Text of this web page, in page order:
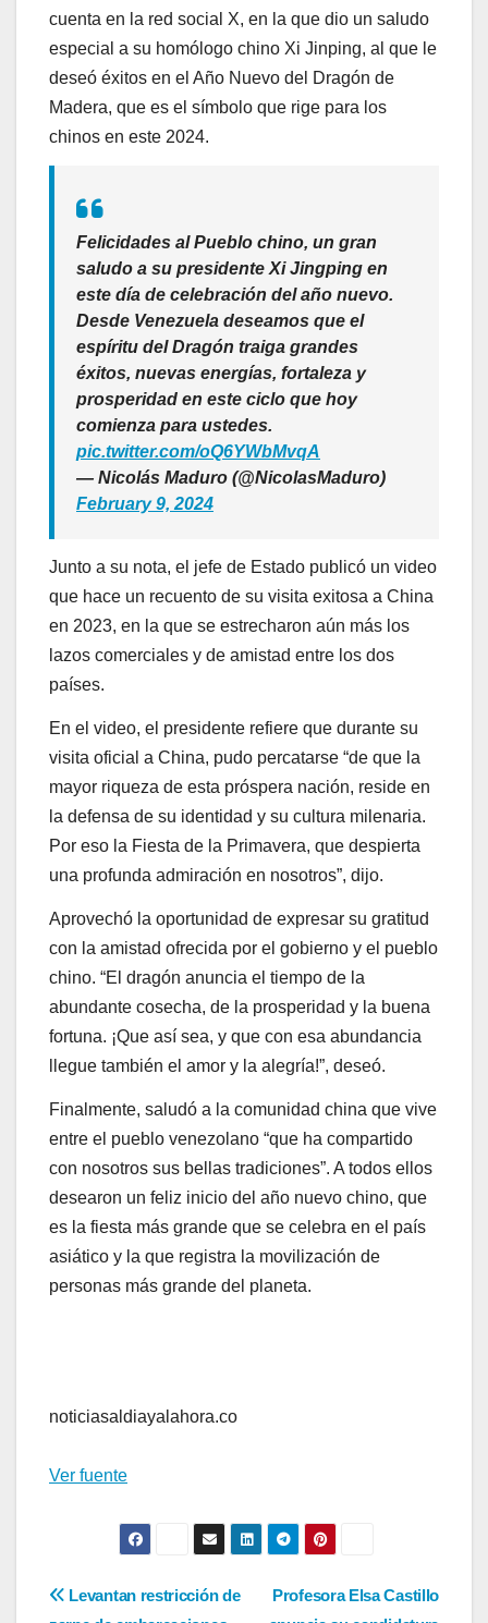
cuenta en la red social X, en la que dio un saludo
especial a su homólogo chino Xi Jinping, al que le
deseó éxitos en el Año Nuevo del Dragón de
Madera, que es el símbolo que rige para los
chinos en este 2024.
Felicidades al Pueblo chino, un gran
saludo a su presidente Xi Jingping en
este día de celebración del año nuevo.
Desde Venezuela deseamos que el
espíritu del Dragón traiga grandes
éxitos, nuevas energías, fortaleza y
prosperidad en este ciclo que hoy
comienza para ustedes.
pic.twitter.com/oQ6YWbMvqA
— Nicolás Maduro (@NicolasMaduro)
February 9, 2024
Junto a su nota, el jefe de Estado publicó un video
que hace un recuento de su visita exitosa a China
en 2023, en la que se estrecharon aún más los
lazos comerciales y de amistad entre los dos
países.
En el video, el presidente refiere que durante su
visita oficial a China, pudo percatarse “de que la
mayor riqueza de esta próspera nación, reside en
la defensa de su identidad y su cultura milenaria.
Por eso la Fiesta de la Primavera, que despierta
una profunda admiración en nosotros”, dijo.
Aprovechó la oportunidad de expresar su gratitud
con la amistad ofrecida por el gobierno y el pueblo
chino. “El dragón anuncia el tiempo de la
abundante cosecha, de la prosperidad y la buena
fortuna. ¡Que así sea, y que con esa abundancia
llegue también el amor y la alegría!”, deseó.
Finalmente, saludó a la comunidad china que vive
entre el pueblo venezolano “que ha compartido
con nosotros sus bellas tradiciones”. A todos ellos
desearon un feliz inicio del año nuevo chino, que
es la fiesta más grande que se celebra en el país
asiático y la que registra la movilización de
personas más grande del planeta.
noticiasaldiayalahora.co
Ver fuente
Navegación
Profesora Elsa Castillo
Levantan restricción de